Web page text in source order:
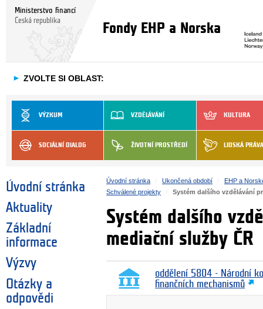
Ministerstvo financí
Česká republika
Fondy EHP a Norska
► ZVOLTE SI OBLAST:
VÝZKUM VZDĚLÁVÁNÍ KULTURA
SOCIÁLNÍ DIALOG ŽIVOTNÍ PROSTŘEDÍ LIDSKÁ PRÁVA
Úvodní stránka
Aktuality
Základní
informace
Výzvy
Otázky a
odpovědi
Úvodní stránka Ukončená období
EHP a
Schválené projekty
Systém dalšího vzdělávání
Systém dalšího
mediační služby ČR
oddělení 5804 - Národní
finančních mechanismů